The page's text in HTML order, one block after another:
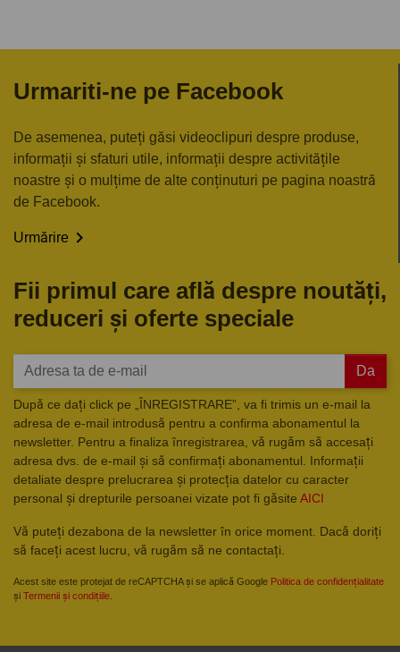
Urmariti-ne pe Facebook
De asemenea, puteți găsi videoclipuri despre produse,
informații și sfaturi utile, informații despre activitățile
noastre și o mulțime de alte conținuturi pe pagina noastră
de Facebook.
Urmărire 
Fii primul care află despre noutăți,
reduceri și oferte speciale
Da
După ce dați click pe „ÎNREGISTRARE”, va fi trimis un e-mail la
adresa de e-mail introdusă pentru a confirma abonamentul la
newsletter. Pentru a finaliza înregistrarea, vă rugăm să accesați
adresa dvs. de e-mail și să confirmați abonamentul. Informații
detaliate despre prelucrarea și protecția datelor cu caracter
personal și drepturile persoanei vizate pot fi găsite AICI
Vă puteți dezabona de la newsletter în orice moment. Dacă doriți
să faceți acest lucru, vă rugăm să ne contactați.
Acest site este protejat de reCAPTCHA și se aplică Google Politica de confidențialitate
și Termenii și condițiile